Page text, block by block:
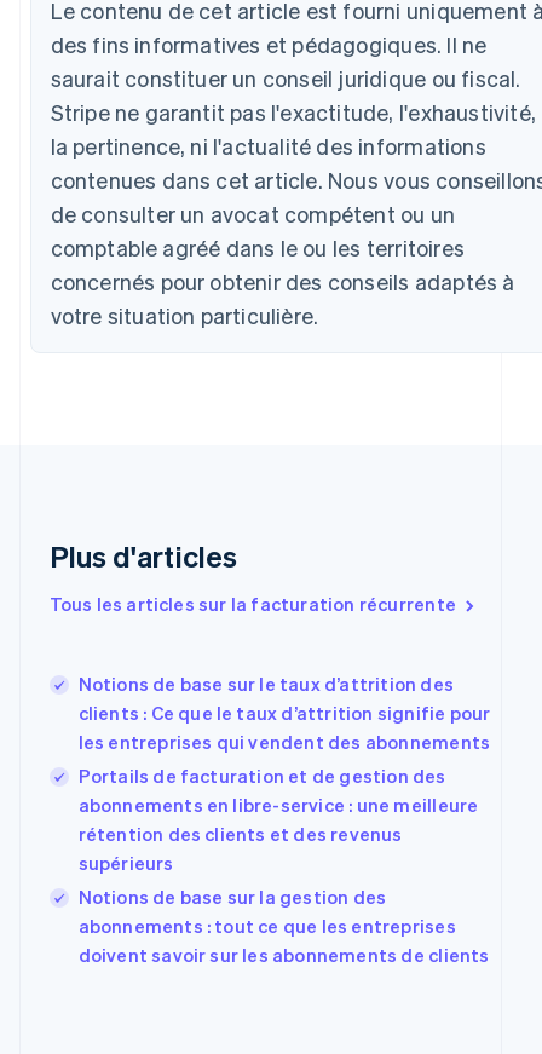
Le contenu de cet article est fourni uniquement
des fins informatives et pédagogiques. Il ne
saurait constituer un conseil juridique ou fiscal.
Stripe ne garantit pas l'exactitude, l'exhaustivité,
la pertinence, ni l'actualité des informations
contenues dans cet article. Nous vous
de consulter un avocat compétent ou un
comptable agréé dans le ou les territoires
concernés pour obtenir des conseils adaptés à
votre situation particulière.
Plus d'articles
Tous les articles sur la facturation récurrente
Notions de base sur le taux d’attrition des
clients : Ce que le taux d’attrition signifie pour
les entreprises qui vendent des abonnements
Portails de facturation et de gestion des
abonnements en libre-service : une meilleure
rétention des clients et des revenus
supérieurs
Notions de base sur la gestion des
abonnements : tout ce que les entreprises
doivent savoir sur les abonnements de clients
Allemagne
Deutsch English
Australie
English
Autriche
DeutschEnglish
NederlandsFrançais Deutsch English
Brésil
Português English
Bulgarie
English
EnglishItaliano
Danemark
English
Espagne
Español English
Estonie
English
États-Unis
English Español简体中文
Finlande
France
FrançaisEnglish
Gibraltar
English
Grèce